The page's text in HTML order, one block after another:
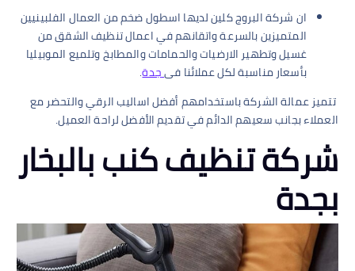
ان شركة البروج كلين لديها اسطول ضخم من العمال الفلبينيين
المتميزين بالسرعة واتقانهم في اعمال تنظيف الشقق من
غسيل وتطهير الارضيات والحمامات والمطابخ وتلميع الموبيليا
بأسعار مناسبة لكل عملائنا فىجدة.
تتميز عمالة الشركة باستخدامهم أفضل اساليب الرقي والتحضر مع
العملاء بجانب سعيهم الدائم في تقديم الأفضل لراحة العميل.
شركة تنظيف كنب بالبخار
بجدة